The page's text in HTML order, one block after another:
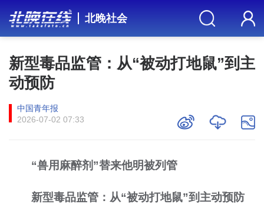
北晚社会
新型毒品监管：从“被动打地鼠”到主
动预防
中国青年报
2026-07-02 07:33
“兽用麻醉剂”替来他明被列管
新型毒品监管：从“被动打地鼠”到主动预防